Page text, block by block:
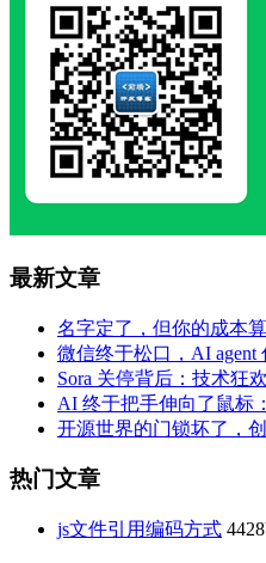
最新文章
名字定了，但你的成本
微信终于松口，AI agent
Sora 关停背后：技术狂
AI 终于把手伸向了鼠标
开源世界的门锁坏了，
热门文章
js文件引用编码方式